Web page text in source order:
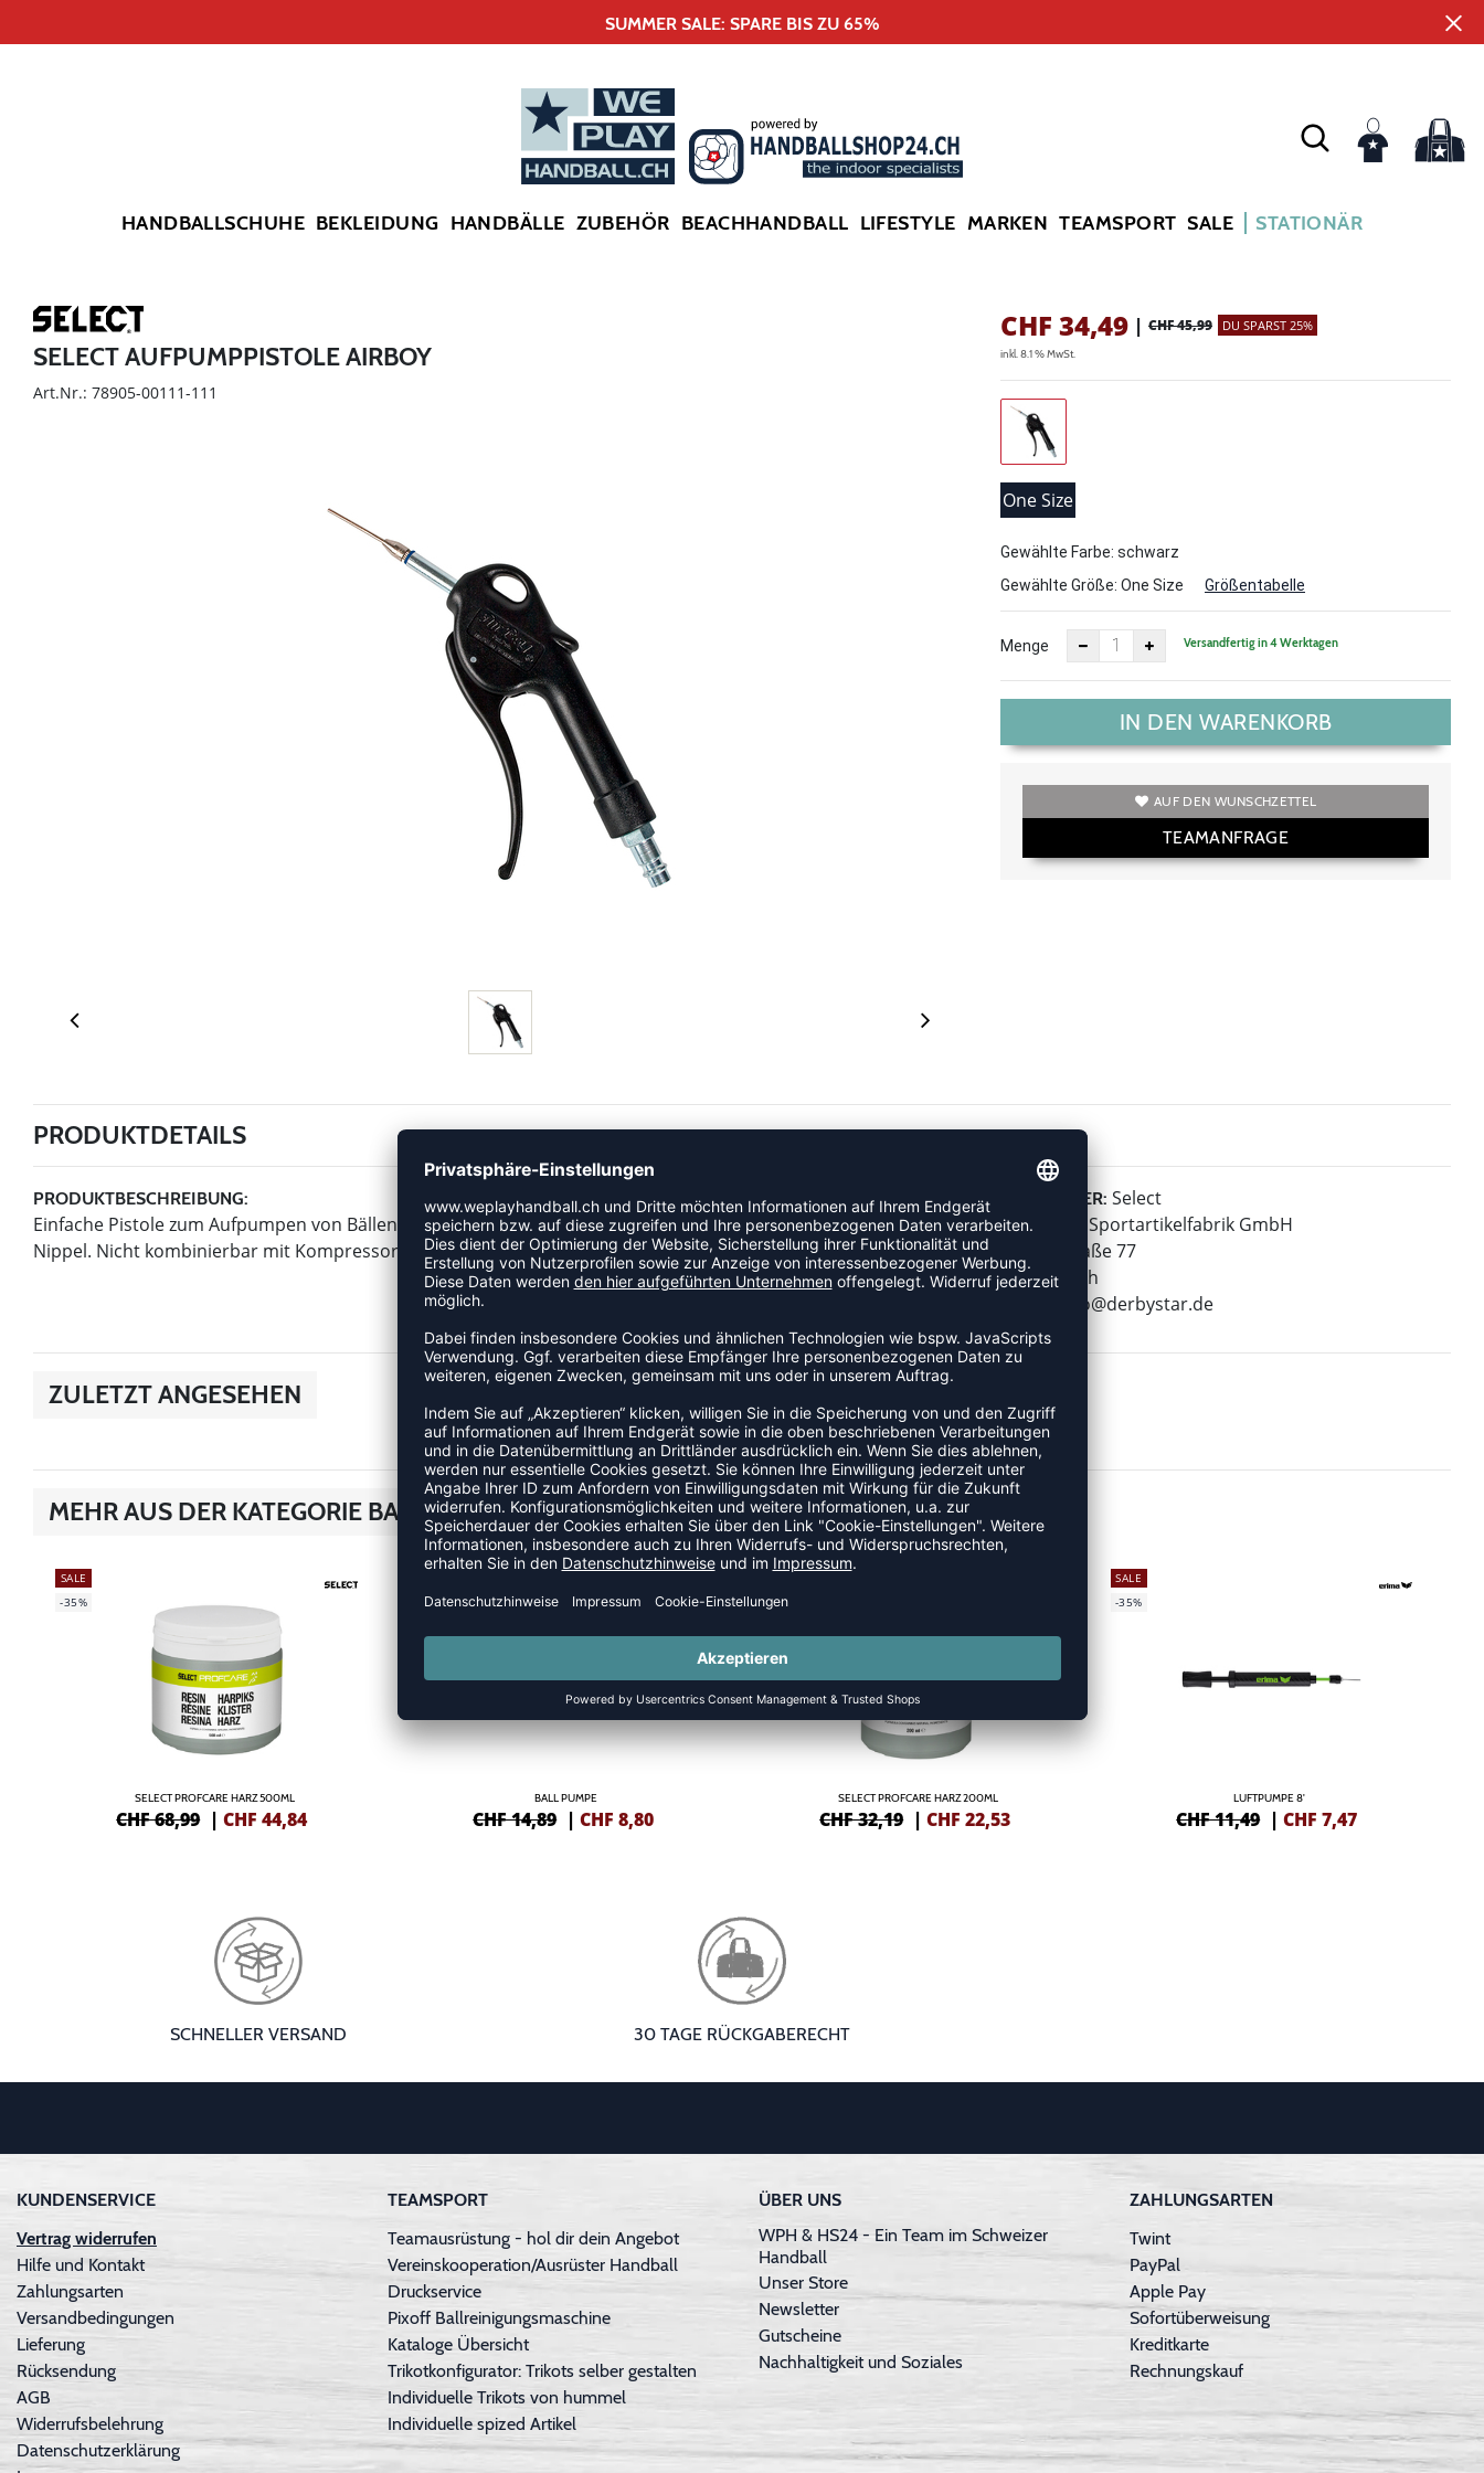
SUMMER SALE: SPARE BIS ZU 65%
HANDBALLSCHUHE BEKLEIDUNG HANDBÄLLE ZUBEHÖR BEACHHANDBALL LIFESTYLE MARKEN TEAMSPORT SALE STATIONÄR
SELECT AUFPUMPPISTOLE AIRBOY
Art.Nr.: 78905-00111-111
CHF 34,49 | CHF 45,99 DU SPARST 25%
inkl. 8.1 % MwSt.
One Size
Gewählte Farbe: schwarz
Gewählte Größe: One Size Größentabelle
Menge Versandfertig in 4 Werktagen
IN DEN WARENKORB
AUF DEN WUNSCHZETTEL
TEAMANFRAGE
PRODUKTDETAILS
PRODUKTBESCHREIBUNG:
Einfache Pistole zum Aufpumpen von Bällen. Geeignet für Kompressoren mit Druckluftschlauch. Inklusive
Nippel. Nicht kombinierbar mit Kompressor Mini.
HERSTELLER: Select
Derbystar Sportartikelfabrik GmbH
Klever Straße 77
47574 Goch
info@derbystar.de
ZULETZT ANGESEHEN
MEHR AUS DER KATEGORIE BALLZUBEHÖR
SALE
-35%
SELECT PROFCARE HARZ 500ML
CHF 68,99 |CHF 44,84
-41%
BALL PUMPE
CHF 14,89 |CHF 8,80
-30%
SELECT PROFCARE HARZ 200ML
CHF 32,19 |CHF 22,53
SALE
-35%
LUFTPUMPE 8'
CHF 11,49 |CHF 7,47
SCHNELLER VERSAND 30 TAGE RÜCKGABERECHT
KUNDENSERVICE
Vertrag widerrufen
Hilfe und Kontakt
Zahlungsarten
Versandbedingungen
Lieferung
Rücksendung
AGB
Widerrufsbelehrung
Datenschutzerklärung
TEAMSPORT
Teamausrüstung - hol dir dein Angebot
Vereinskooperation/Ausrüster Handball
Druckservice
Pixoff Ballreinigungsmaschine
Kataloge Übersicht
Trikotkonfigurator: Trikots selber gestalten
Individuelle Trikots von hummel
Individuelle spized Artikel
ÜBER UNS
WPH & HS24 - Ein Team im Schweizer
Handball
Unser Store
Newsletter
Gutscheine
Nachhaltigkeit und Soziales
ZAHLUNGSARTEN
Twint
PayPal
Apple Pay
Sofortüberweisung
Kreditkarte
Rechnungskauf